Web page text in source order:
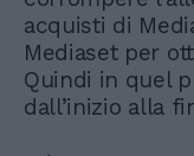
acquisti di
Mediaset per
Quindi in quel
dall’inizio alla